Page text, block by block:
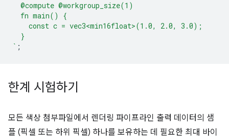
  @compute @workgroup_size(1)
  fn main() {
    const c = vec3<min16float>(1.0, 2.0, 3.0);
  }
` ;
한계 시험하기
모든 색상 첨부파일에서 렌더링 파이프라인 출력 데이터의 샘
플 (픽셀 또는 하위 픽셀) 하나를 보유하는 데 필요한 최대 바이